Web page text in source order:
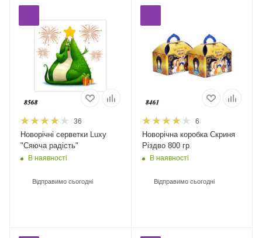
36
Новорічні серветки Luxy
"Сяюча радість"
В наявності
Відправимо сьогодні
6
Новорічна коробка Скриня
Різдво 800 гр
В наявності
Відправимо сьогодні